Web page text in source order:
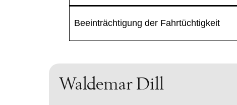
Beeinträchtigung der Fahrtüchtigkeit
Waldemar Dill